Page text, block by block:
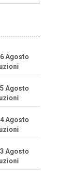
Agosto
Agosto
Agosto
Agosto